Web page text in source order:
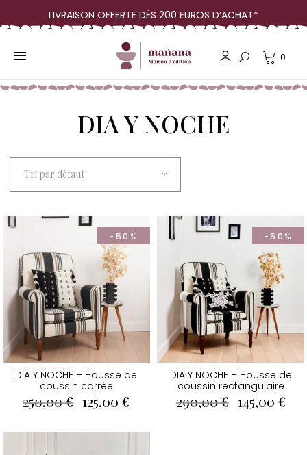
LIVRAISON OFFERTE DÈS 200 EUROS D’ACHAT*
0
DIA Y NOCHE
Tri par défaut
-50%
DIA Y NOCHE – Housse de
coussin carrée
250,00€ Le
prix
initial
125,00€
actuel
-50%
DIA Y NOCHE – Housse de
coussin rectangulaire
290,00€ Le
prix
145,00 €Le